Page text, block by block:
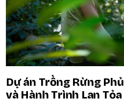
Dự án Trồng Rừng
và Hành Trình Lan